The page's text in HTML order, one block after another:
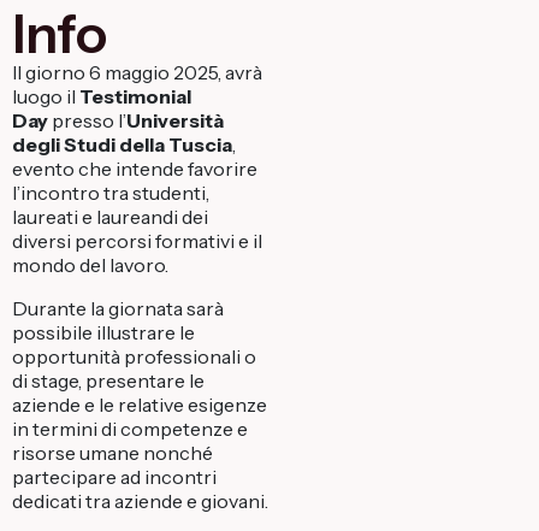
Info
Il giorno 6 maggio 2025, avrà
luogo il Testimonial
Day presso l’Università
degli Studi della Tuscia,
evento che intende favorire
l’incontro tra studenti,
laureati e laureandi dei
diversi percorsi formativi e il
mondo del lavoro.
Durante la giornata sarà
possibile illustrare le
opportunità professionali o
di stage, presentare le
aziende e le relative esigenze
in termini di competenze e
risorse umane nonché
partecipare ad incontri
dedicati tra aziende e giovani.